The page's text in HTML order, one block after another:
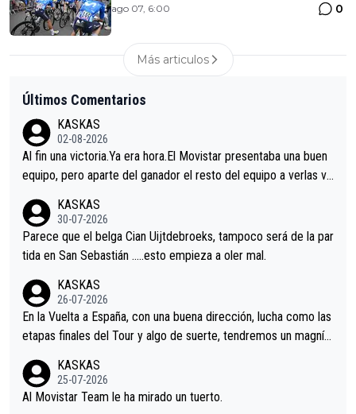
ago 07, 6:00 0
Más articulos
Últimos Comentarios
KASKAS
02-08-2026
Al fin una victoria.Ya era hora.El Movistar presentaba una buen
equipo, pero aparte del ganador el resto del equipo a verlas ve
s.La única buena noticia es la mejoría de Enric Más en San Seb
astian.Si en la Vuelta a Burgos sigue la mejoría, podríamos ten
er alguna sorpresa en la Vuelta.Ojalá.
KASKAS
30-07-2026
Parece que el belga Cian Uijtdebroeks, tampoco será de la par
tida en San Sebastián …..esto empieza a oler mal.
KASKAS
26-07-2026
En la Vuelta a España, con una buena dirección, lucha como las
etapas finales del Tour y algo de suerte, tendremos un magnífi
KASKAS
25-07-2026
Al Movistar Team le ha mirado un tuerto.